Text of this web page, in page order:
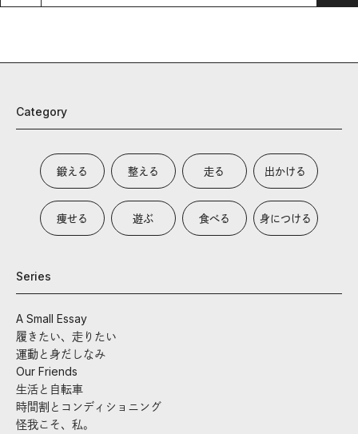
Category
鍛える 整える 走る 出かける
痩せる 遊ぶ 食べる 身につける
Series
A Small Essay
履きたい、走りたい
運動と身だしなみ
Our Friends
生活と自転車
時間割とコンディショニング
怪我こそ、私。